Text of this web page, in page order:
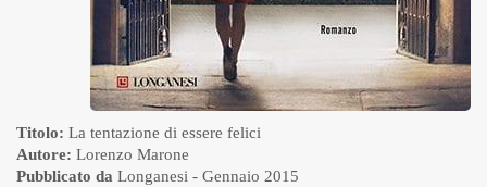
Titolo: La tentazione di essere felici
Autore: Lorenzo Marone
Pubblicato da Longanesi - Gennaio 2015